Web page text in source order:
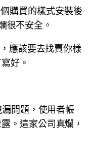
購買的樣式安裝後
很不安全。
應該要去找賣你樣
好。
問題，使用者帳
。這家公司真爛，